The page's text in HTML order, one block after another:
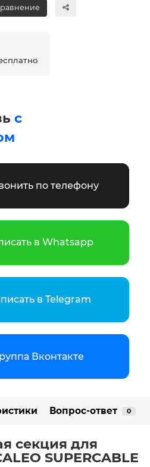
с
по телефону
в Whatsapp
в Telegram
Вконтакте
Вопрос-ответ 0
секция для
SUPERCABLE